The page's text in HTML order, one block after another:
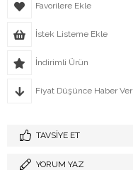
Favorilere Ekle
İstek Listeme Ekle
İndirimli Ürün
Fiyat Düşünce Haber Ver
TAVSIYE ET
YORUM YAZ